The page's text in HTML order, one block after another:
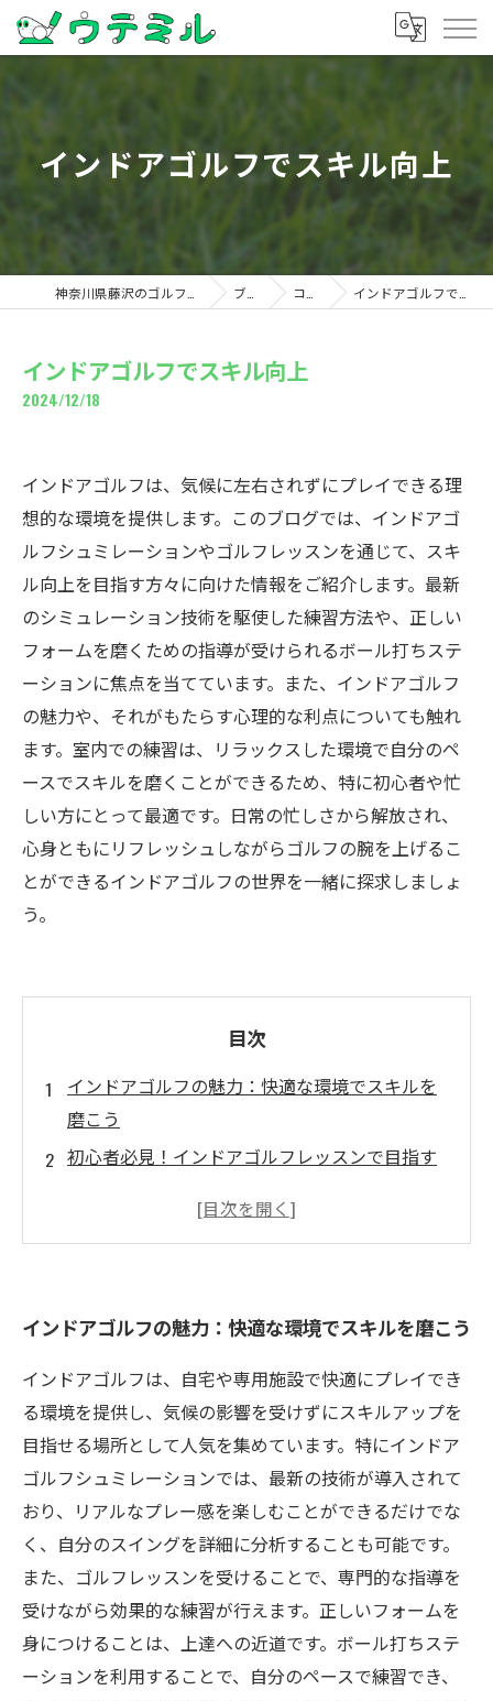
インドアゴルフでスキル向上
ブログ コラム インドアゴルフでスキル向上
インドアゴルフでスキル向上
2024/12/18
インドアゴルフは、気候に左右されずにプレイできる理
想的な環境を提供します。このブログでは、インドアゴ
ルフシュミレーションやゴルフレッスンを通じて、スキ
ル向上を目指す方々に向けた情報をご紹介します。最新
のシミュレーション技術を駆使した練習方法や、正しい
フォームを磨くための指導が受けられるボール打ちステ
ーションに焦点を当てています。また、インドアゴルフ
の魅力や、それがもたらす心理的な利点についても触れ
ます。室内での練習は、リラックスした環境で自分のペ
ースでスキルを磨くことができるため、特に初心者や忙
しい方にとって最適です。日常の忙しさから解放され、
心身ともにリフレッシュしながらゴルフの腕を上げるこ
とができるインドアゴルフの世界を一緒に探求しましょ
う。
目次
インドアゴルフの魅力：快適な環境でスキルを
磨こう
初心者必見！インドアゴルフレッスンで目指す
最新のシミュレーション技術で練習の質が向上
忙しい日常から解放される、インドアゴルフの
世界
自分のペースで成長するためのインドアゴルフ
の最適プラン
インドアゴルフで得られるスキルと心のリフレ
ッシュ
インドアゴルフの魅力：快適な環境でスキルを磨こう
インドアゴルフは、自宅や専用施設で快適にプレイでき
る環境を提供し、気候の影響を受けずにスキルアップを
目指せる場所として人気を集めています。特にインドア
ゴルフシュミレーションでは、最新の技術が導入されて
おり、リアルなプレー感を楽しむことができるだけでな
く、自分のスイングを詳細に分析することも可能です。
また、ゴルフレッスンを受けることで、専門的な指導を
受けながら効果的な練習が行えます。正しいフォームを
身につけることは、上達への近道です。ボール打ちステ
ーションを利用することで、自分のペースで練習でき、